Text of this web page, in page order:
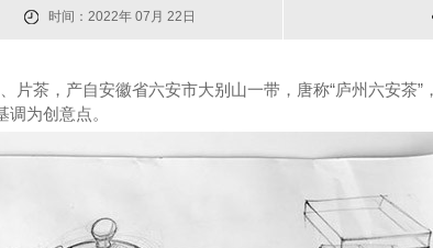
时间：2022年 07月 22日
茶，产自安徽省六安市大别山一带，唐称“庐州六安茶”
为创意点。